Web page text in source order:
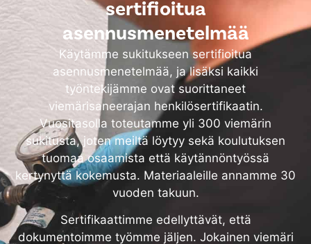
sertifioitua
asennusmenetelmää
Käytämme sukitukseen sertifioitua
asennusmenetelmää, ja lisäksi kaikki
työntekijämme ovat suorittaneet
viemärisaneerajan henkilösertifikaatin.
Vuositasolla toteutamme yli 300 viemärin
sukitusta, joten meiltä löytyy sekä koulutuksen
tuomaa osaamista että käytännöntyössä
kertynyttä kokemusta. Materiaaleille annamme 30
vuoden takuun.
Sertifikaattimme edellyttävät, että
dokumentoimme työmme jäljen. Jokainen viemäri